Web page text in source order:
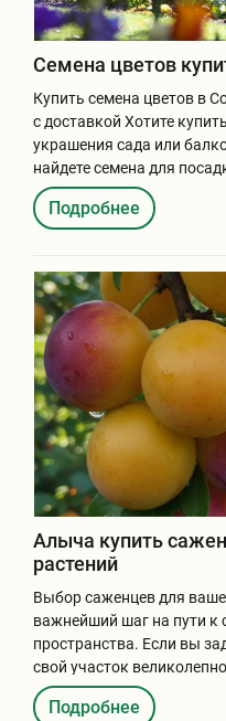
Семена цветов
Купить семена цветов в
с доставкой Хотите
украшения сада или
найдете семена для
Подробнее
Алыча купить
растений
Выбор саженцев для
важнейший шаг на пути к
пространства. Если вы
свой участок
Подробнее